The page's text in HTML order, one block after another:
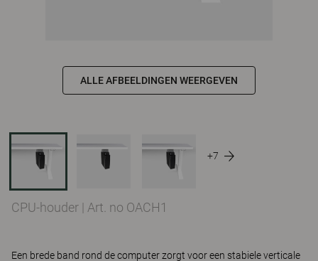
ALLE AFBEELDINGEN WEERGEVEN
+7
CPU-houder | Art. no OACH1
Een brede band rond de computer zorgt voor een stabiele verticale